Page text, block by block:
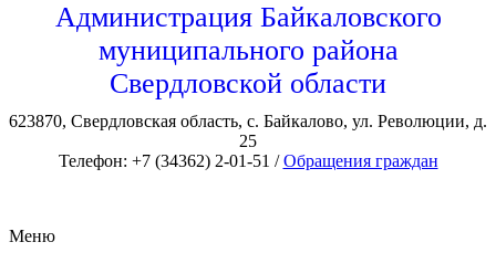
Администрация Байкаловского
муниципального района
Свердловской области
623870, Свердловская область, с. Байкалово, ул. Революции, д.
25
Телефон: +7 (34362) 2-01-51 /Обращения граждан
Меню